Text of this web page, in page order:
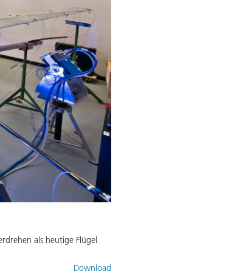
als heutige Flügel
Download